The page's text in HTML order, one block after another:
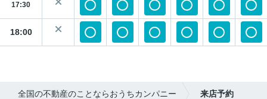
17:30
18:00
全国の不動産のことならおうちカンパニー 来店予約